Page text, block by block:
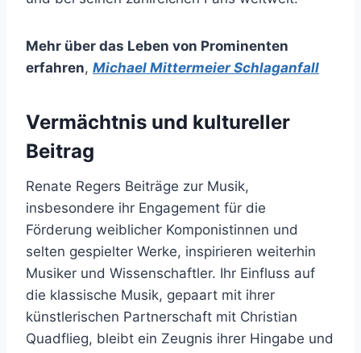
Mehr über das Leben von Prominenten
erfahren, Michael Mittermeier Schlaganfall
Vermächtnis und kultureller
Beitrag
Renate Regers Beiträge zur Musik,
insbesondere ihr Engagement für die
Förderung weiblicher Komponistinnen und
selten gespielter Werke, inspirieren weiterhin
Musiker und Wissenschaftler. Ihr Einfluss auf
die klassische Musik, gepaart mit ihrer
künstlerischen Partnerschaft mit Christian
Quadflieg, bleibt ein Zeugnis ihrer Hingabe und